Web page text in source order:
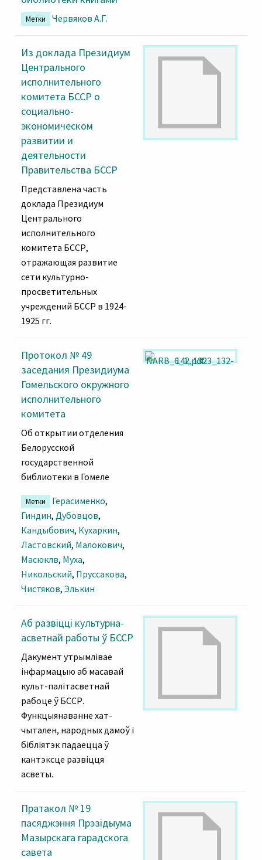
Метки Червяков А.Г.
Из доклада Президиум
Центрального
исполнительного
комитета БССР о
социально-
экономическом
развитии и
деятельности
Правительства БССР
Представлена часть
доклада Президиум
Центрального
исполнительного
комитета БССР,
отражающая развитие
сети культурно-
просветительных
учреждений БССР в 1924-
1925 гг.
Протокол № 49
заседания Президиума
Гомельского окружного
исполнительного
комитета
Об открытии отделения
Белорусской
государственной
библиотеки в Гомеле
Метки Герасименко,
Гиндин, Дубовцов,
Кандыбович, Кухаркин,
Ластовский, Малокович,
Масюклв, Муха,
Никольский, Пруссакова,
Чистяков, Элькин
Аб развіцці культурна-
асветнай работы ў БССР
Дакумент утрымлівае
інфармацыю аб масавай
культ-палітасветнай
рабоце ў БССР.
Функцыянаванне хат-
чытален, народных дамоў і
бібліятэк падаецца ў
кантэксце развіцця
асветы.
Пратакол № 19
пасяджэння Прэзідыума
Мазырскага гарадскога
савета